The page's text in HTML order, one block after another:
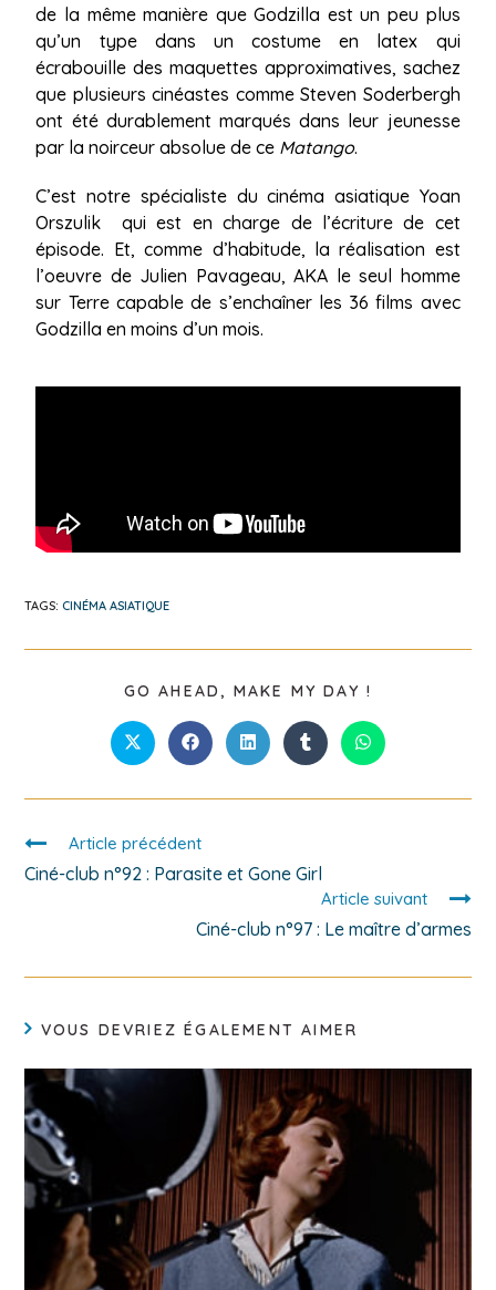
de la même manière que Godzilla est un peu plus
qu’un type dans un costume en latex qui
écrabouille des maquettes approximatives, sachez
que plusieurs cinéastes comme Steven Soderbergh
ont été durablement marqués dans leur jeunesse
par la noirceur absolue de ce Matango.
C’est notre spécialiste du cinéma asiatique Yoan
Orszulik qui est en charge de l’écriture de cet
épisode. Et, comme d’habitude, la réalisation est
l’oeuvre de Julien Pavageau, AKA le seul homme
sur Terre capable de s’enchaîner les 36 films avec
Godzilla en moins d’un mois.
TAGS:CINÉMA ASIATIQUE
GO AHEAD, MAKE MY DAY !
Article précédent
Ciné-club n°92 : Parasite et Gone Girl
Article suivant
Ciné-club n°97 : Le maître d’armes
VOUS DEVRIEZ ÉGALEMENT AIMER